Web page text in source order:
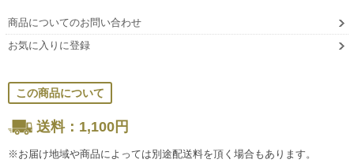
商品についてのお問い合わせ
お気に入りに登録
この商品について
送料：1,100円
※お届け地域や商品によっては別途配送料を頂く場合もあります。